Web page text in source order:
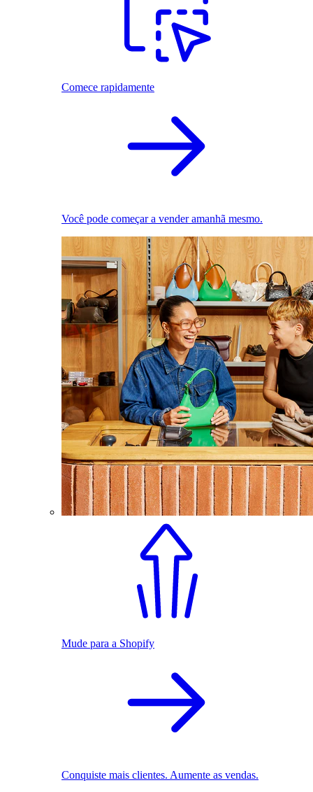
Comece rapidamente
Você pode começar a vender amanhã mesmo.
Mude para a Shopify
Conquiste mais clientes. Aumente as vendas.